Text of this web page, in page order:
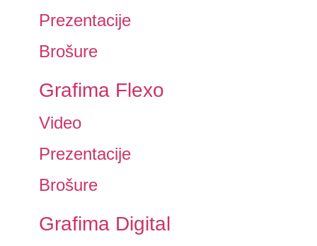
Prezentacije
Brošure
Grafima Flexo
Video
Prezentacije
Brošure
Grafima Digital